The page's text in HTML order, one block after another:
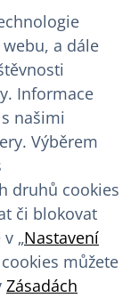
a dále
Informace
našimi
Výběrem
druhů cookies
či blokovat
„Nastavení
můžete
Zásadách